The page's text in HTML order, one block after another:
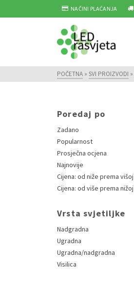
NAČINI PLAĆANJA
POČETNA » SVI PROIZVODI »
Poredaj po
Zadano
Popularnost
Prosječna ocjena
Najnovije
Cijena: od niže prema višoj
Cijena: od više prema nižoj
Vrsta svjetiljke
Nadgradna
Ugradna
Ugradna/nadgradna
Visilica